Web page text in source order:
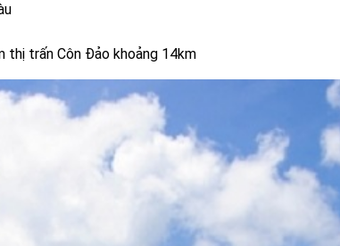
thị trấn Côn Đảo khoảng 14km